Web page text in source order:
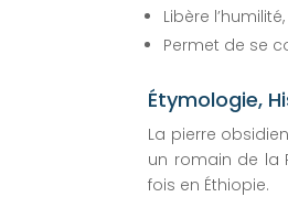
Libère
Permet de se
Étymologie,
La pierre
un romain de la
fois en Éthiopie.